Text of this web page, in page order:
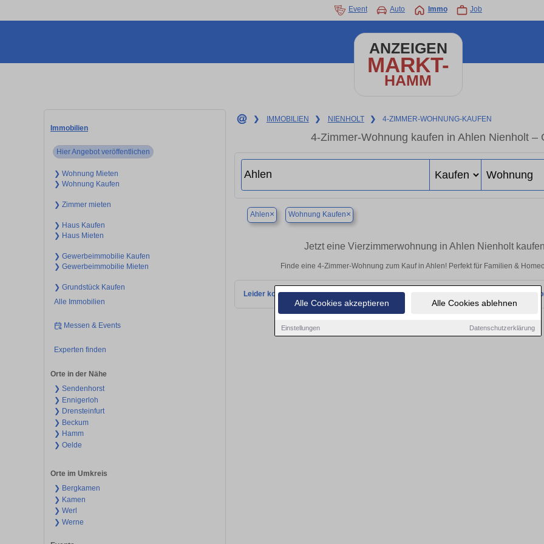
Alle Cookies akzeptieren Alle Cookies ablehnen
Einstellungen Datenschutzerklärung
Event Auto Immo Job
ANZEIGEN
MARKT-
HAMM
Immobilien
Hier Angebot veröffentlichen
❯ Wohnung Mieten
❯ Wohnung Kaufen
❯ Zimmer mieten
❯ Haus Kaufen
❯ Haus Mieten
❯ Gewerbeimmobilie Kaufen
❯ Gewerbeimmobilie Mieten
❯ Grundstück Kaufen
Alle Immobilien
Messen & Events
Experten finden
Orte in der Nähe
❯ Sendenhorst
❯ Ennigerloh
❯ Drensteinfurt
❯ Beckum
❯ Hamm
❯ Oelde
Orte im Umkreis
❯ Bergkamen
❯ Kamen
❯ Werl
❯ Werne
❯ IMMOBILIEN ❯ NIENHOLT ❯ 4-ZIMMER-WOHNUNG-KAUFEN
4-Zimmer-Wohnung kaufen in Ahlen Nienholt
Ahlen× Wohnung Kaufen×
Jetzt eine Vierzimmerwohnung in Ahlen Nienholt
Finde eine 4-Zimmer-Wohnung zum Kauf in Ahlen! Perfekt für Familien &
Leider konnten wir derzeit keine passenden Objekte finden. Schauen Sie bald wieder